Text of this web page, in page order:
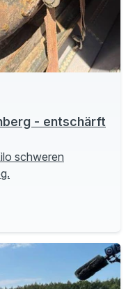
- entschärft
schweren